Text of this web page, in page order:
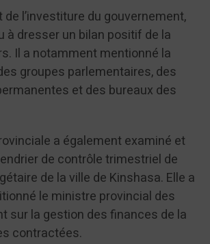
de l’investiture du gouvernement,
à dresser un bilan positif de la
Il a notamment mentionné la
groupes parlementaires, des
et des bureaux des
a également examiné et
de contrôle trimestriel de
de la ville de Kinshasa. Elle a
le ministre provincial des
sur la gestion des finances de la
contractées.